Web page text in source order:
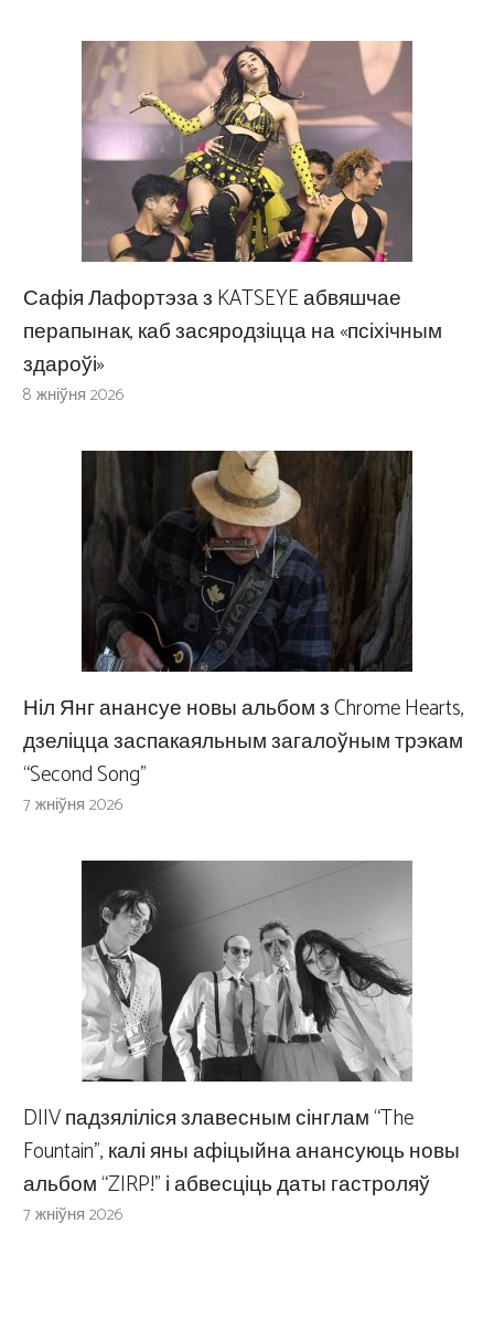
Сафія Лафортэза з KATSEYE абвяшчае
перапынак, каб засяродзіцца на «псіхічным
здароўі»
8 жніўня 2026
Ніл Янг анансуе новы альбом з Chrome Hearts,
дзеліцца заспакаяльным загалоўным трэкам
“Second Song”
7 жніўня 2026
DIIV падзяліліся злавесным сінглам “The
Fountain”, калі яны афіцыйна анансуюць новы
альбом “ZIRP!” і абвесціць даты гастроляў
7 жніўня 2026